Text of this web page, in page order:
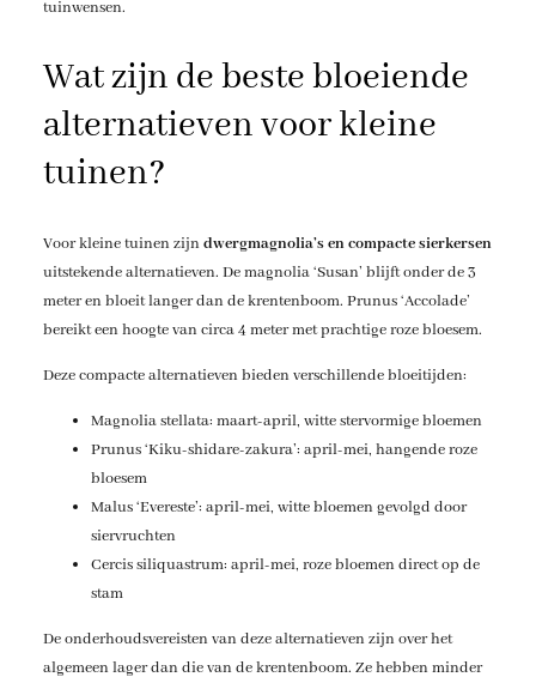
tuinwensen.
Wat zijn de beste bloeiende
alternatieven voor kleine
tuinen?
Voor kleine tuinen zijndwergmagnolia’s en compacte sierkersen
uitstekende alternatieven. De magnolia ‘Susan’ blijft onder de 3
meter en bloeit langer dan de krentenboom. Prunus ‘Accolade’
bereikt een hoogte van circa 4 meter met prachtige roze bloesem.
Deze compacte alternatieven bieden verschillende bloeitijden:
Magnolia stellata: maart-april, witte stervormige bloemen
Prunus ‘Kiku-shidare-zakura’: april-mei, hangende roze
bloesem
Malus ‘Evereste’: april-mei, witte bloemen gevolgd door
siervruchten
Cercis siliquastrum: april-mei, roze bloemen direct op de
stam
De onderhoudsvereisten van deze alternatieven zijn over het
algemeen lager dan die van de krentenboom. Ze hebben minder